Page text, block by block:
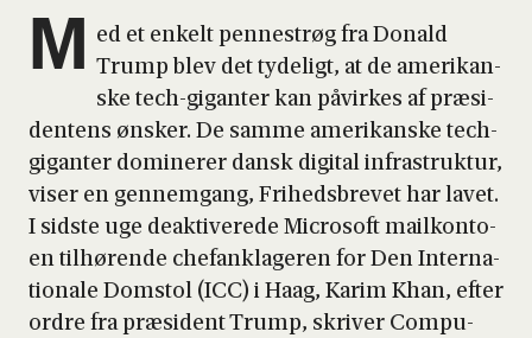
M ed et enkelt pen­ne­strøg fra Donald
Trump blev det tyde­ligt, at de ame­ri­kan­
ske tech-gigan­ter kan påvir­kes af præ­si­
den­tens ønsker. De sam­me ame­ri­kan­ske tech-
gigan­ter domi­ne­rer dansk digi­tal infra­struk­tur,
viser en gen­nem­gang, Fri­heds­bre­vet har lavet.
I sid­ste uge deak­ti­ve­re­de Micro­soft mail­kon­to­
en til­hø­ren­de che­fankla­ge­ren for Den Inter­na­
tio­na­le Dom­stol (ICC) i Haag, Karim Khan, efter
ordre fra præ­si­dent Trump, skri­ver Com­pu­